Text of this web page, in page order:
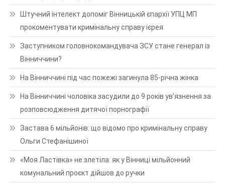
Штучний інтелект допоміг Вінницькій єпархії УПЦ МП
прокоментувати кримінальну справу ієрея
Заступником головнокомандувача ЗСУ стане генерал із
Вінниччини?
На Вінниччині під час пожежі загинула 85-річна жінка
На Вінниччині чоловіка засудили до 9 років ув’язнення за
розповсюдження дитячої порнографії
Застава 6 мільйонів: що відомо про кримінальну справу
Ольги Стефанішиної
«Моя Ластівка» не злетіла: як у Вінниці мільйонний
комунальний проєкт дійшов до ручки